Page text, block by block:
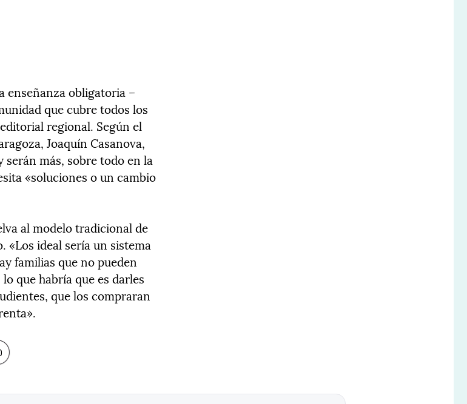
enseñanza obligatoria –
que cubre todos los
regional. Según el
Joaquín Casanova,
más, sobre todo en la
«soluciones o un cambio
al modelo tradicional de
«Los ideal sería un sistema
familias que no pueden
que habría que es darles
que los compraran